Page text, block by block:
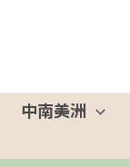
中南美洲